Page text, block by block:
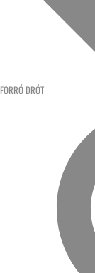
FORRÓ DRÓT